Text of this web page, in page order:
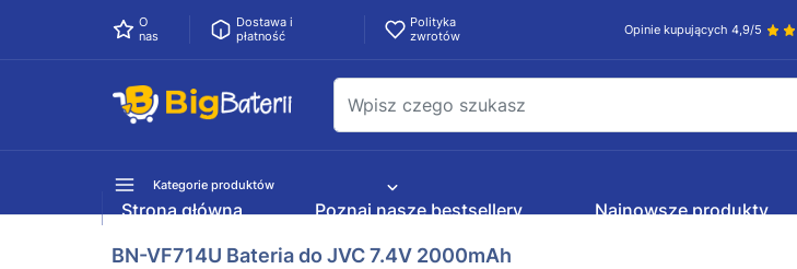
O
nas
Dostawa i
płatność
Polityka
zwrotów
Opinie kupujących 4,9/5
Kategorie produktów
Strona główna Poznaj nasze bestsellery Najnowsze produkty
BN-VF714U Bateria do JVC 7.4V 2000mAh